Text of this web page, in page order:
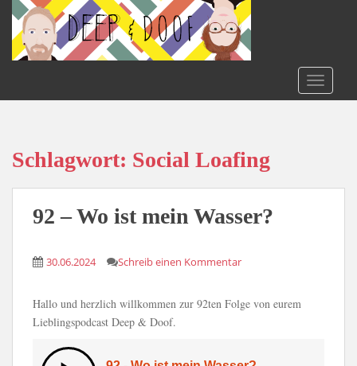
o
Schlagwort: Social Loafing
92 – Wo ist mein Wasser?
30.06.2024 Schreib einen Kommentar
Hallo und herzlich willkommen zur 92ten Folge von eurem
Lieblingspodcast Deep & Doof.